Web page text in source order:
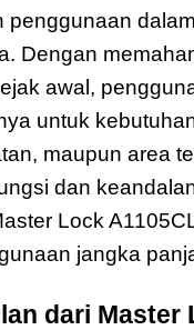
penggunaan
Dengan
awal,
untuk
maupun area
dan
Lock
jangka
dari Master